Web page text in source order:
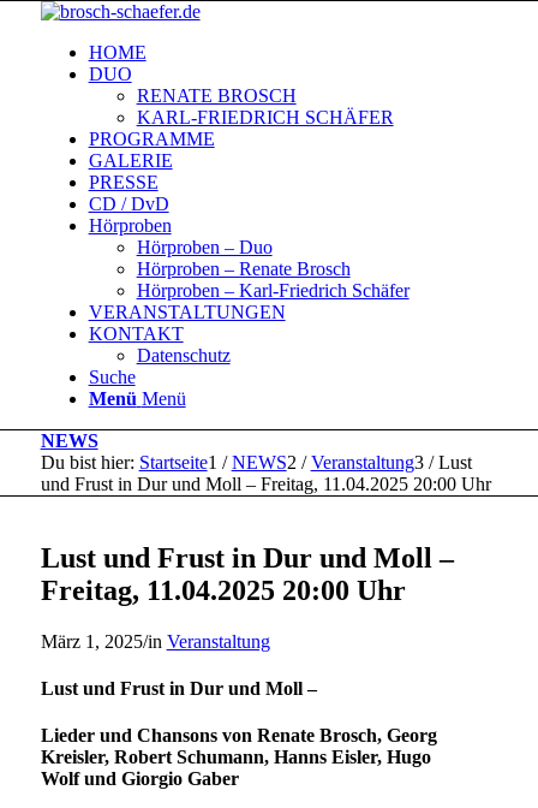
HOME
DUO
RENATE BROSCH
KARL-FRIEDRICH SCHÄFER
PROGRAMME
GALERIE
PRESSE
CD / DvD
Hörproben
Hörproben – Duo
Hörproben – Renate Brosch
Hörproben – Karl-Friedrich Schäfer
VERANSTALTUNGEN
KONTAKT
Datenschutz
Suche
Menü Menü
NEWS
Du bist hier: Startseite1 / NEWS2 / Veranstaltung3 / Lust
und Frust in Dur und Moll – Freitag, 11.04.2025 20:00 Uhr
Lust und Frust in Dur und Moll –
Freitag, 11.04.2025 20:00 Uhr
März 1, 2025/in Veranstaltung
Lust und Frust in Dur und Moll –
Lieder und Chansons von Renate Brosch, Georg
Kreisler, Robert Schumann, Hanns Eisler, Hugo
Wolf und Giorgio Gaber